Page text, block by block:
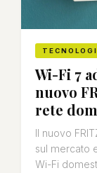
Wi-Fi 7
nuovo
rete
Il nuovo
sul mercato
Wi-Fi